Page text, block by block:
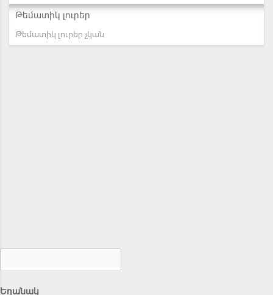
Թեմատիկ լուրեր
Թեմատիկ լուրեր չկան
Եղանակ